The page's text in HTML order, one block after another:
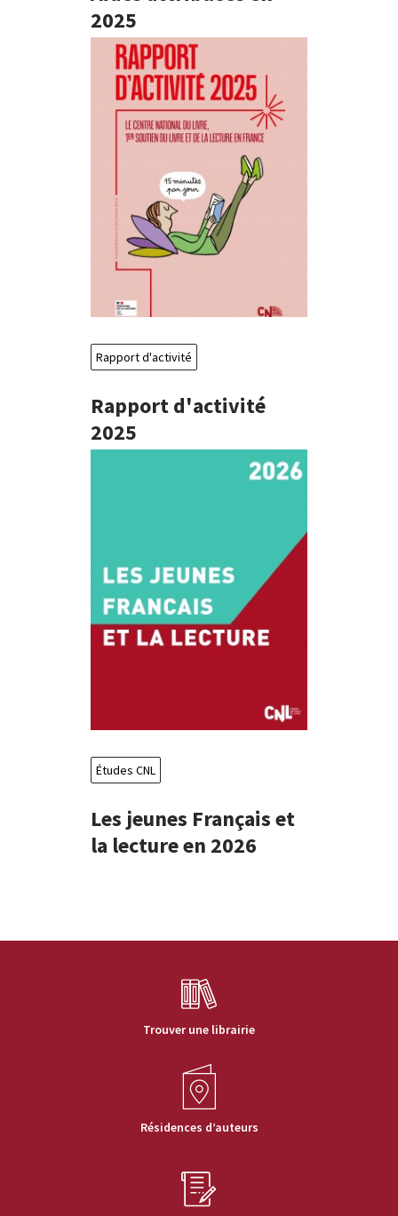
2025
Rapport d'activité
Rapport d'activité
2025
Études CNL
Les jeunes Français et
la lecture en 2026
Trouver une librairie
Résidences d’auteurs